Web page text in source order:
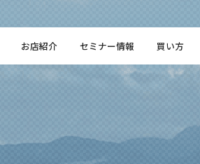
お店紹介 セミナー情報 買い方